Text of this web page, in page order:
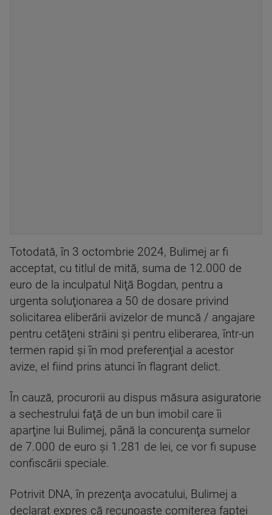
Totodată, în 3 octombrie 2024, Bulimej ar fi
acceptat, cu titlul de mită, suma de 12.000 de
euro de la inculpatul Niţă Bogdan, pentru a
urgenta soluţionarea a 50 de dosare privind
solicitarea eliberării avizelor de muncă / angajare
pentru cetăţeni străini şi pentru eliberarea, într-un
termen rapid şi în mod preferenţial a acestor
avize, el fiind prins atunci în flagrant delict.
În cauză, procurorii au dispus măsura asiguratorie
a sechestrului faţă de un bun imobil care îi
aparţine lui Bulimej, până la concurenţa sumelor
de 7.000 de euro şi 1.281 de lei, ce vor fi supuse
confiscării speciale.
Potrivit DNA, în prezenţa avocatului, Bulimej a
declarat expres că recunoaşte comiterea faptei